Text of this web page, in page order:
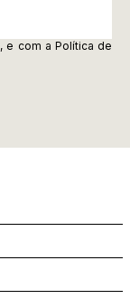
, e com a Política de